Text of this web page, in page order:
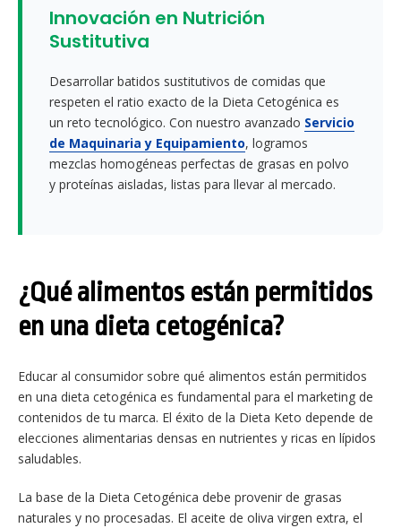
Innovación en Nutrición
Sustitutiva
Desarrollar batidos sustitutivos de comidas que
respeten el ratio exacto de la Dieta Cetogénica es
un reto tecnológico. Con nuestro avanzado Servicio
de Maquinaria y Equipamiento, logramos
mezclas homogéneas perfectas de grasas en polvo
y proteínas aisladas, listas para llevar al mercado.
¿Qué alimentos están permitidos
en una dieta cetogénica?
Educar al consumidor sobre qué alimentos están permitidos
en una dieta cetogénica es fundamental para el marketing de
contenidos de tu marca. El éxito de la Dieta Keto depende de
elecciones alimentarias densas en nutrientes y ricas en lípidos
saludables.
La base de la Dieta Cetogénica debe provenir de grasas
naturales y no procesadas. El aceite de oliva virgen extra, el